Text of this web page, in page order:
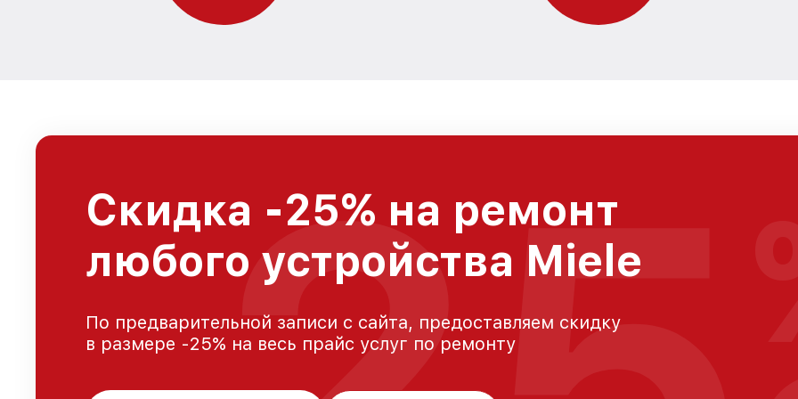
Скидка -25% на ремонт
любого устройства Miele
По предварительной записи с сайта, предоставляем скидку
в размере -25% на весь прайс услуг по ремонту